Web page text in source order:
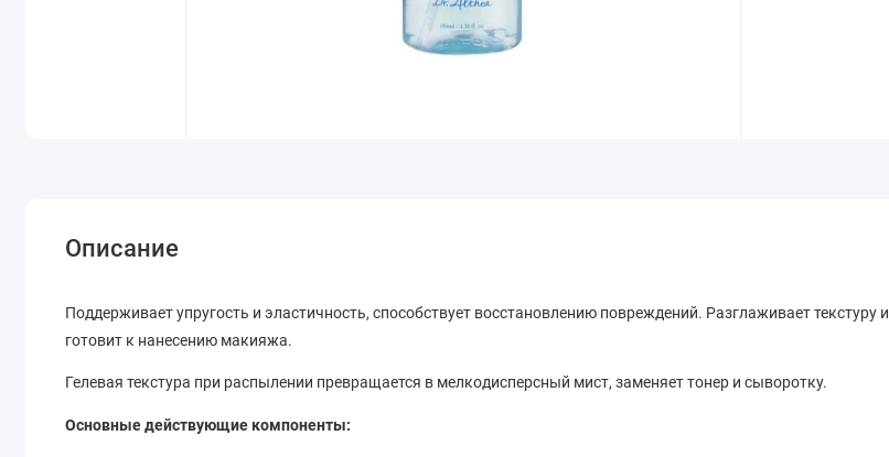
Описание
Поддерживает упругость и эластичность, способствует восстановлению повреждений. Разглаживает текстуру и
готовит к нанесению макияжа.
Гелевая текстура при распылении превращается в мелкодисперсный мист, заменяет тонер и сыворотку.
Основные действующие компоненты: